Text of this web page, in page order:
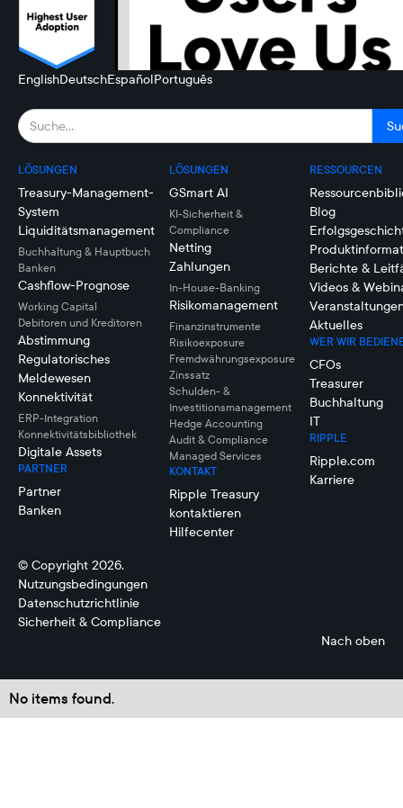
EnglishDeutschEspañolPortuguês
LÖSUNGEN
Treasury-Management-
System
Liquiditätsmanagement
Buchhaltung & Hauptbuch
Banken
Cashflow-Prognose
Working Capital
Debitoren und Kreditoren
Abstimmung
Regulatorisches
Meldewesen
Konnektivität
ERP-Integration
Konnektivitätsbibliothek
Digitale Assets
PARTNER
Partner
Banken
LÖSUNGEN
GSmart AI
KI-Sicherheit &
Compliance
Netting
Zahlungen
In-House-Banking
Risikomanagement
Finanzinstrumente
Risikoexposure
Fremdwährungsexposure
Zinssatz
Schulden- &
Investitionsmanagement
Hedge Accounting
Audit & Compliance
Managed Services
KONTAKT
Ripple Treasury
kontaktieren
Hilfecenter
RESSOURCEN
Blog
Berichte &
Videos &
Aktuelles
WER WIR
CFOs
Treasurer
Buchhaltung
IT
RIPPLE
Ripple.com
Karriere
© Copyright 2026.
Nutzungsbedingungen
Datenschutzrichtlinie
Sicherheit & Compliance
Nach oben
No items found.